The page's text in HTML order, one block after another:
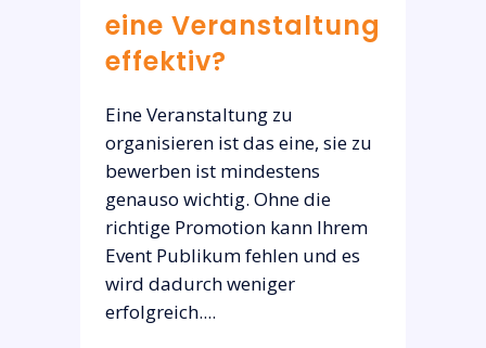
eine Veranstaltung
effektiv?
Eine Veranstaltung zu
organisieren ist das eine, sie zu
bewerben ist mindestens
genauso wichtig. Ohne die
richtige Promotion kann Ihrem
Event Publikum fehlen und es
wird dadurch weniger
erfolgreich....